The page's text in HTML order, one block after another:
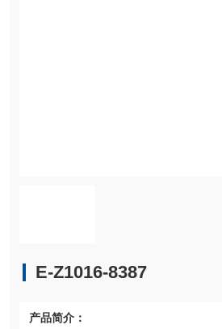
E-Z1016-8387
产品简介：